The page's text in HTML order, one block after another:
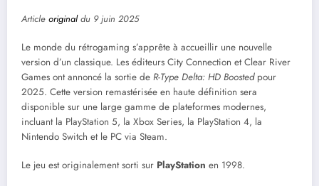
Article originaldu 9 juin 2025
Le monde du rétrogaming s’apprête à accueillir une nouvelle
version d’un classique. Les éditeurs City Connection et Clear River
Games ont annoncé la sortie de R-Type Delta: HD Boostedpour
2025. Cette version remastérisée en haute définition sera
disponible sur une large gamme de plateformes modernes,
incluant la PlayStation 5, la Xbox Series, la PlayStation 4, la
Nintendo Switch et le PC via Steam.
Le jeu est originalement sorti sur PlayStation en 1998.